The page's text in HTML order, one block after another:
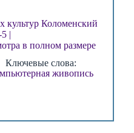
в полном размере
Ключевые слова:
живопись